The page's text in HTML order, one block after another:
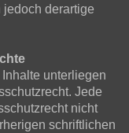
derartige
unterliegen
Jede
nicht
schriftlichen